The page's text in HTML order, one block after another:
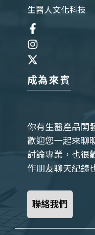
生醫人文化科技
成為來賓
你有生醫產品開
歡迎您一起來聊
討論專業，也很
作朋友聊天紀錄
聯絡我們